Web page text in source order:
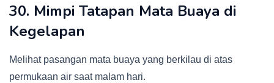
30. Mimpi Tatapan Mata Buaya di
Kegelapan
Melihat pasangan mata buaya yang berkilau di atas
permukaan air saat malam hari.